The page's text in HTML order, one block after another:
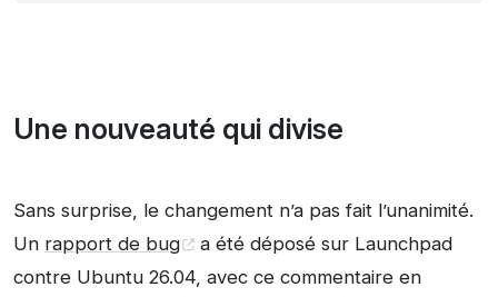
Une nouveauté qui divise
Sans surprise, le changement n’a pas fait l’unanimité.
Un rapport de bug
a été déposé sur Launchpad
contre Ubuntu 26.04, avec ce commentaire en